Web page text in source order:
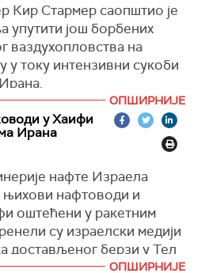
су претходно да је
ухапшено пет особа
наводну сарадњу
фотографисање
Кир Стармер саопштио је
упутити још борбених
ваздухопловства на
у току интензивни сукоби
авиони, укључујући
за пуњење
бити послати као подршка
ситуација се брзо
разговори са савезницима,
понавља порука да је
сукоба.
ОПШИРНИЈЕ
у Хаифи
Ирана
нафте Израела
њихови нафтоводи и
оштећени у ракетним
су израелски медији
достављеног берзи у Тел
ОПШИРНИЈЕ